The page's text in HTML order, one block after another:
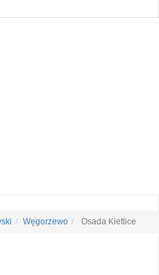
Węgorzewo Osada Kietlice